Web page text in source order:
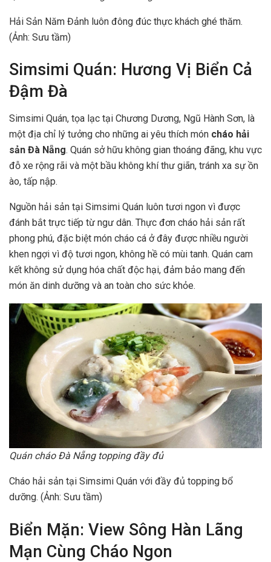
Hải Sản Năm Đảnh luôn đông đúc thực khách ghé thăm.
(Ảnh: Sưu tầm)
Simsimi Quán: Hương Vị Biển Cả
Đậm Đà
Simsimi Quán, tọa lạc tại Chương Dương, Ngũ Hành Sơn, là
một địa chỉ lý tưởng cho những ai yêu thích món cháo hải
sản Đà Nẵng. Quán sở hữu không gian thoáng đãng, khu vực
đỗ xe rộng rãi và một bầu không khí thư giãn, tránh xa sự ồn
ào, tấp nập.
Nguồn hải sản tại Simsimi Quán luôn tươi ngon vì được
đánh bắt trực tiếp từ ngư dân. Thực đơn cháo hải sản rất
phong phú, đặc biệt món cháo cá ở đây được nhiều người
khen ngợi vì độ tươi ngon, không hề có mùi tanh. Quán cam
kết không sử dụng hóa chất độc hại, đảm bảo mang đến
món ăn dinh dưỡng và an toàn cho sức khỏe.
Quán cháo Đà Nẵng topping đầy đủ
Cháo hải sản tại Simsimi Quán với đầy đủ topping bổ
dưỡng. (Ảnh: Sưu tầm)
Biển Mặn: View Sông Hàn Lãng
Mạn Cùng Cháo Ngon